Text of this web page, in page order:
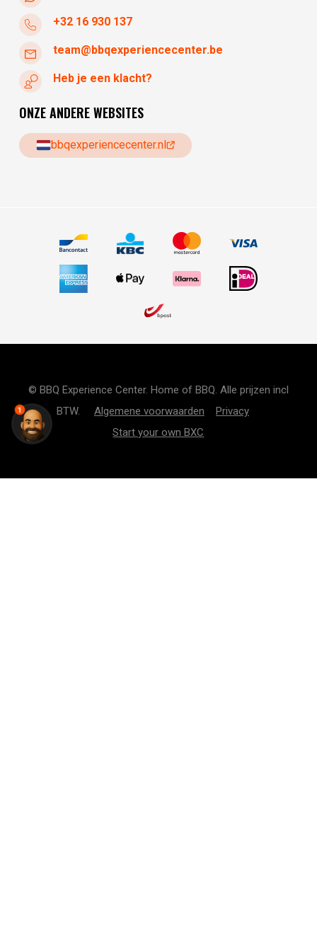
+32 16 930 137
team@bbqexperiencecenter.be
Heb je een klacht?
ONZE ANDERE WEBSITES
bbqexperiencecenter.nl
© BBQ Experience Center. Home of BBQ. Alle prijzen incl
BTW. Algemene voorwaarden
Privacy
Start your own BXC
1